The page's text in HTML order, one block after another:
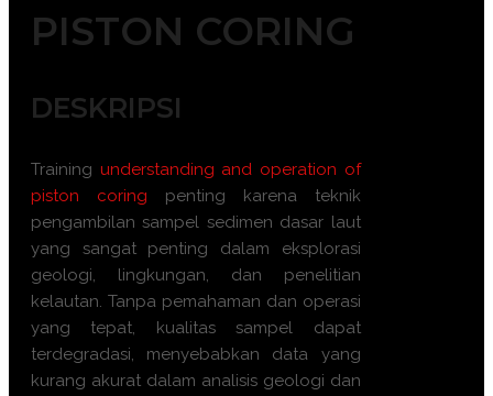
PISTON CORING
DESKRIPSI
Training understanding and operation of
piston coring penting karena teknik
pengambilan sampel sedimen dasar laut
yang sangat penting dalam eksplorasi
geologi, lingkungan, dan penelitian
kelautan. Tanpa pemahaman dan operasi
yang tepat, kualitas sampel dapat
terdegradasi, menyebabkan data yang
kurang akurat dalam analisis geologi dan